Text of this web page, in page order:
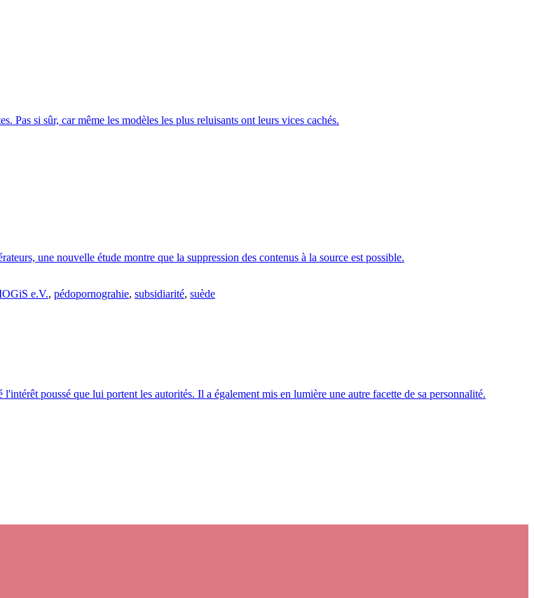
Pas si sûr, car même les modèles les plus reluisants ont leurs vices cachés.
une nouvelle étude montre que la suppression des contenus à la source est possible.
e.V., pédopornograhie, subsidiarité, suède
poussé que lui portent les autorités. Il a également mis en lumière une autre facette de sa personnalité.